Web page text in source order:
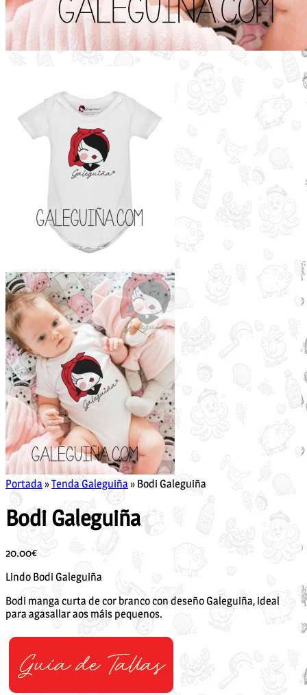
Portada »Tenda Galeguiña » Bodi Galeguiña
Bodi Galeguiña
20.00€
Lindo Bodi Galeguiña
Bodi manga curta de cor branco con deseño Galeguiña, ideal
para agasallar aos máis pequenos.